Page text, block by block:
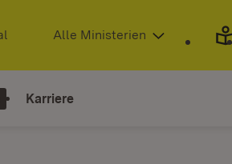
(Öffnet in neuem Fenster)
Alle Ministerien
Karriere